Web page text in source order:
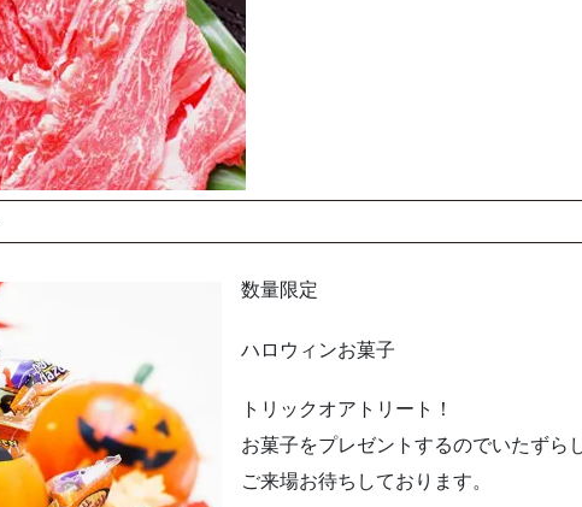
数量限定
ハロウィンお菓子
トリックオアトリート！
お菓子をプレゼントするのでいたずら
ご来場お待ちしております。